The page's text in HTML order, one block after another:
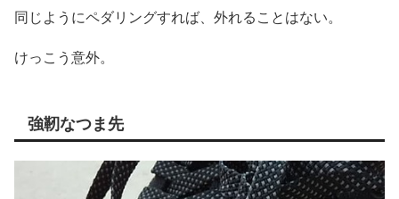
同じようにペダリングすれば、外れることはない。
けっこう意外。
強靭なつま先